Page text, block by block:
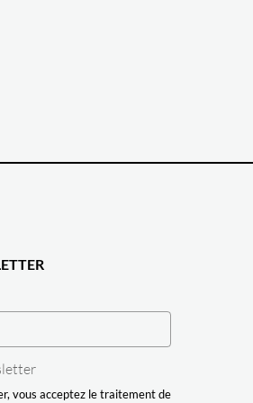
vous acceptez le traitement de